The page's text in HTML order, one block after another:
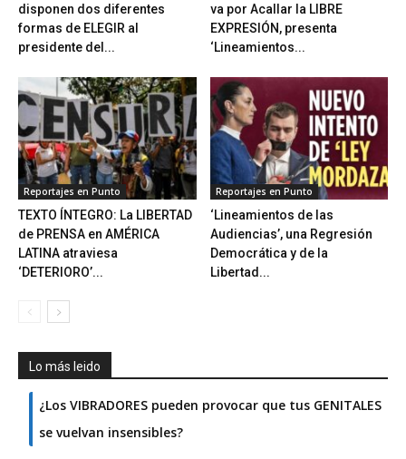
disponen dos diferentes
formas de ELEGIR al
presidente del...
va por Acallar la LIBRE
EXPRESIÓN, presenta
‘Lineamientos...
Reportajes en Punto
TEXTO ÍNTEGRO: La LIBERTAD
de PRENSA en AMÉRICA
LATINA atraviesa
‘DETERIORO’...
Reportajes en Punto
‘Lineamientos de las
Audiencias’, una Regresión
Democrática y de la
Libertad...
Lo más leido
¿Los VIBRADORES pueden provocar que tus GENITALES
se vuelvan insensibles?